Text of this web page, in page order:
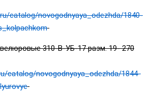
catalog/novogodnyaya_odezhda/1840-
310-В-УБ-17 разм. 19- 270
catalog/novogodnyaya_odezhda/1844-